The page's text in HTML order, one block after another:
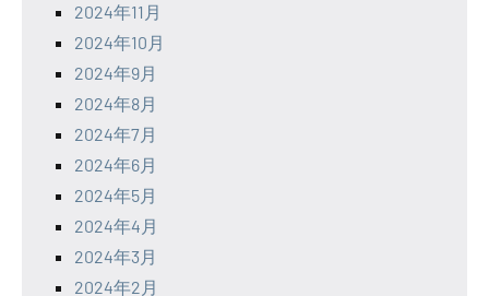
2024年11月
2024年10月
2024年9月
2024年8月
2024年7月
2024年6月
2024年5月
2024年4月
2024年3月
2024年2月